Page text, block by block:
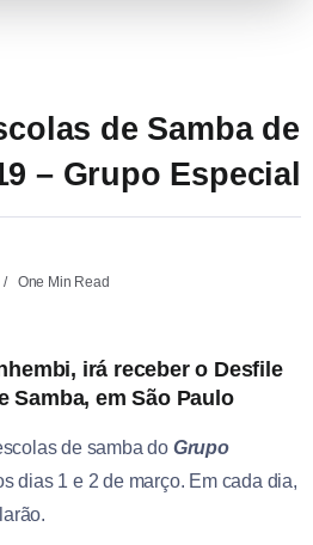
de Samba de
– Grupo Especial
One Min Read
irá receber o Desfile
Samba, em São Paulo
de samba do Grupo
dias 1 e 2 de março. Em cada dia,